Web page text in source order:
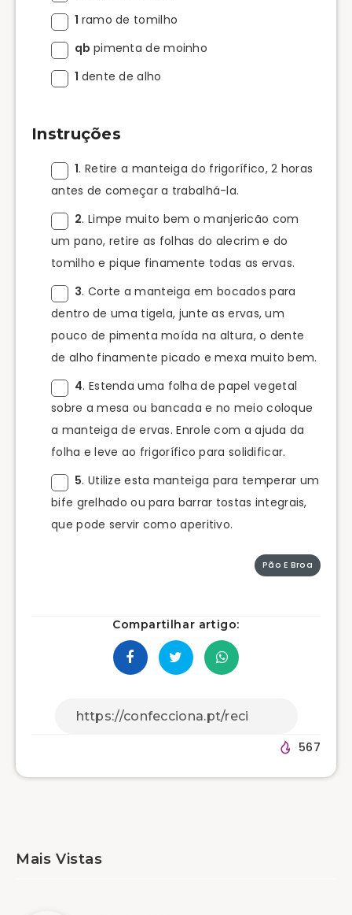
1 ramo de tomilho
qb pimenta de moinho
1 dente de alho
Instruções
1. Retire a manteiga do frigorífico, 2 horas
antes de começar a trabalhá-la.
2. Limpe muito bem o manjericão com
um pano, retire as folhas do alecrim e do
tomilho e pique finamente todas as ervas.
3. Corte a manteiga em bocados para
dentro de uma tigela, junte as ervas, um
pouco de pimenta moída na altura, o dente
de alho finamente picado e mexa muito bem.
4. Estenda uma folha de papel vegetal
sobre a mesa ou bancada e no meio coloque
a manteiga de ervas. Enrole com a ajuda da
folha e leve ao frigorífico para solidificar.
5. Utilize esta manteiga para temperar um
bife grelhado ou para barrar tostas integrais,
que pode servir como aperitivo.
Pão E Broa
Compartilhar artigo:
567
Mais Vistas